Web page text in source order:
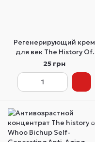
Регенерирующий крем
для век The History Of
Whoo Gongjinhyang
Intensive Nutritive Eye
Cream пробник 1 мл
25 грн